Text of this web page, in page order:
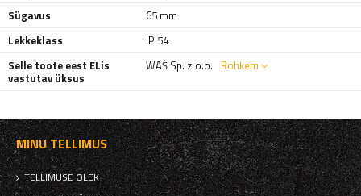
Sügavus
65 mm
Lekkeklass
IP 54
Selle toote eest ELis
vastutav üksus
WAŚ Sp. z o.o. Rohkem
MINU TELLIMUS
TELLIMUSE OLEK